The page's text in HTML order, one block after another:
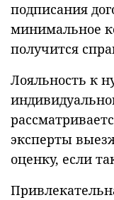
подписания
минимальное
получится
Лояльность к
эксперты
оценку, если